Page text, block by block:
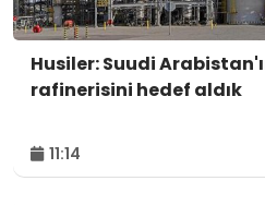
Husiler: Suudi
rafinerisini hedef aldık
11:14